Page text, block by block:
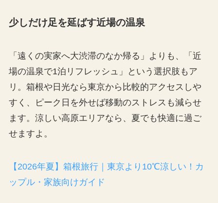
少しだけ足を延ばす近場の温泉
「遠くの実家へ大渋滞のなか帰る」よりも、「近
場の温泉で1泊リフレッシュ」という選択肢もア
リ。箱根や日光なら東京から比較的アクセスしや
すく、ピーク日を外せば移動のストレスも減らせ
ます。涼しい高原エリアなら、夏でも快適に過ご
せますよ。
【2026年夏】箱根旅行｜東京より10℃涼しい！カ
ップル・家族向けガイド